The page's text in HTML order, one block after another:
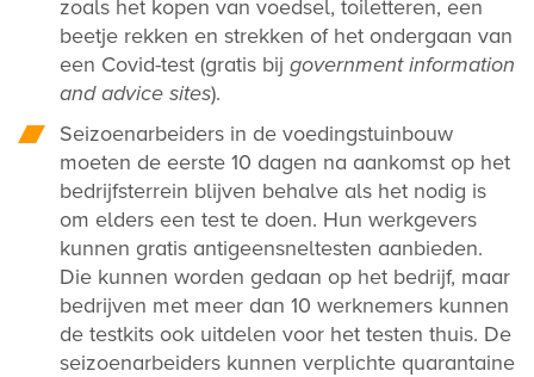
zoals het kopen van voedsel, toiletteren, een
beetje rekken en strekken of het ondergaan van
een Covid-test (gratis bij government information
and advice sites).
Seizoenarbeiders in de voedingstuinbouw
moeten de eerste 10 dagen na aankomst op het
bedrijfsterrein blijven behalve als het nodig is
om elders een test te doen. Hun werkgevers
kunnen gratis antigeensneltesten aanbieden.
Die kunnen worden gedaan op het bedrijf, maar
bedrijven met meer dan 10 werknemers kunnen
de testkits ook uitdelen voor het testen thuis. De
seizoenarbeiders kunnen verplichte quarantaine